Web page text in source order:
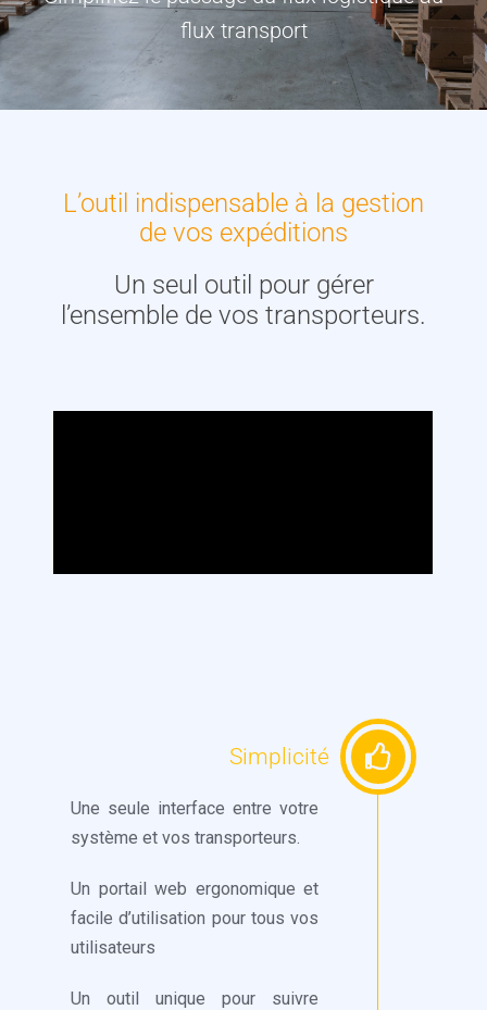
flux transport
L’outil indispensable à la gestion
de vos expéditions
Un seul outil pour gérer
l’ensemble de vos transporteurs.
Simplicité
Une seule interface entre votre
système et vos transporteurs.
Un portail web ergonomique et
facile d’utilisation pour tous vos
utilisateurs
Un outil unique pour suivre